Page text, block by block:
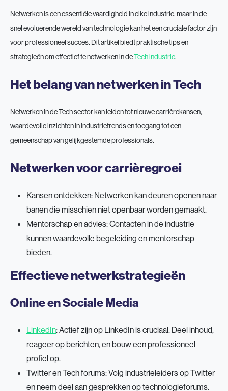
Netwerken is een essentiële vaardigheid in elke industrie, maar in de
snel evoluerende wereld van technologie kan het een cruciale factor zijn
voor professioneel succes. Dit artikel biedt praktische tips en
strategieën om effectief te netwerken in deTech industrie.
Het belang van netwerken in Tech
Netwerken in de Tech sector kan leiden tot nieuwe carrièrekansen,
waardevolle inzichten in industrietrends en toegang tot een
gemeenschap van gelijkgestemde professionals.
Netwerken voor carrièregroei
Kansen ontdekken: Netwerken kan deuren openen naar
banen die misschien niet openbaar worden gemaakt.
Mentorschap en advies: Contacten in de industrie
kunnen waardevolle begeleiding en mentorschap
bieden.
Effectieve netwerkstrategieën
Online en Sociale Media
LinkedIn: Actief zijn op LinkedIn is cruciaal. Deel inhoud,
reageer op berichten, en bouw een professioneel
profiel op.
Twitter en Tech forums: Volg industrieleiders op Twitter
en neem deel aan gesprekken op technologieforums.